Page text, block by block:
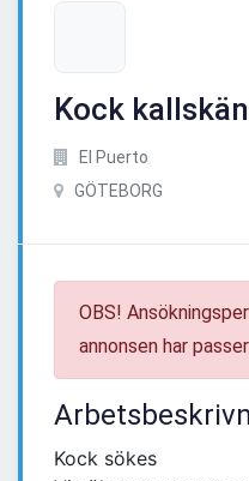
Kock
El Puerto
GÖTEBORG
OBS!
annonsen har
Kock sökes